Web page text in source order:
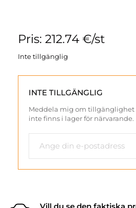
Pris: 212.74 €/st
Inte tillgänglig
INTE TILLGÄNGLIG
Meddela mig om tillgänglighet
inte finns i lager för närvarande.